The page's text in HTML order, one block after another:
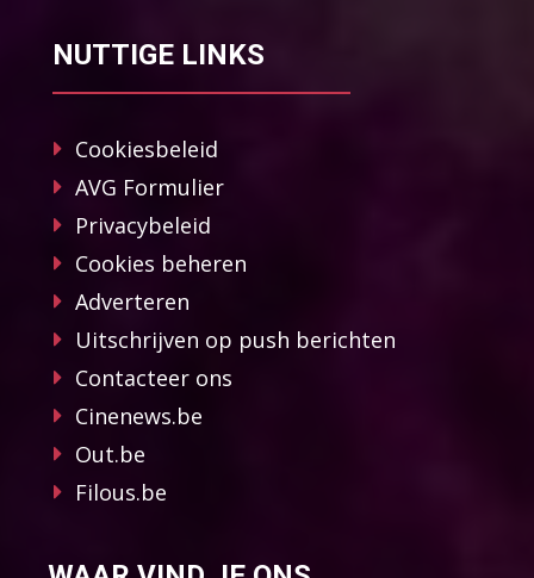
NUTTIGE LINKS
Cookiesbeleid
AVG Formulier
Privacybeleid
Cookies beheren
Adverteren
Uitschrijven op push berichten
Contacteer ons
Cinenews.be
Out.be
Filous.be